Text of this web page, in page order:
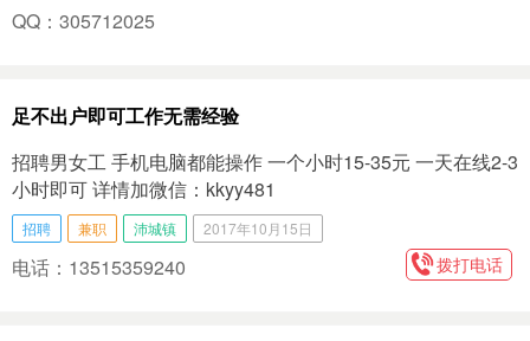
QQ：305712025
足不出户即可工作无需经验
招聘男女工 手机电脑都能操作 一个小时15-35元 一天在线2-3
小时即可 详情加微信：kkyy481
招聘 兼职 沛城镇 2017年10月15日
电话：13515359240 拨打电话